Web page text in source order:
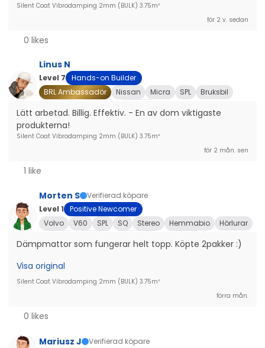
Silent Coat Vibrodamping 2mm (BULK) 3.75m²
för 2 v. sedan
0 likes
Linus N
Level 7
Hands-on Builder
BRL Ambassadör
Nissan Micra SPL
Bruksbil
Lätt arbetad. Billig. Effektiv. - En av dom viktigaste
produkterna!
Silent Coat Vibrodamping 2mm (BULK) 3.75m²
för 2 mån. sen
1 like
Morten S
Verifierad köpare
Level 1
Positive Newcomer
Volvo
V60 SPL SQ Stereo Hemmabio
Hörlurar
Dämpmattor som fungerar helt topp. Köpte 2pakker :)
Visa original
Silent Coat Vibrodamping 2mm (BULK) 3.75m²
förra mån.
0 likes
Mariusz J
Verifierad köpare